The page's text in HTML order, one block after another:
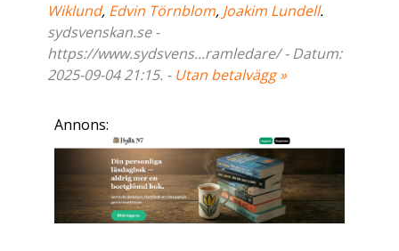
Wiklund, Edvin Törnblom, Joakim Lundell.
sydsvenskan.se -
https://www.sydsvens...ramledare/ - Datum:
2025-09-04 21:15. - Utan betalvägg »
Annons: